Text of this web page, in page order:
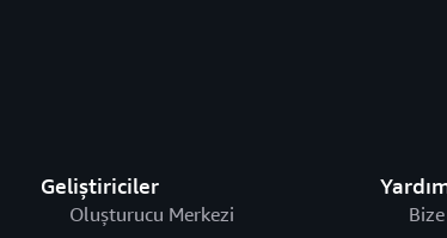
Geliştiriciler
Oluşturucu Merkezi